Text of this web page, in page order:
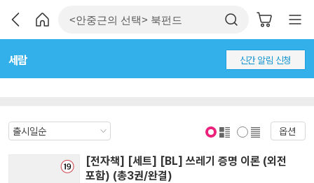
세람 신간 알림 신청
옵션
[전자책] [세트] [BL] 쓰레기 증명 이론 (외전
포함) (총3권/완결)